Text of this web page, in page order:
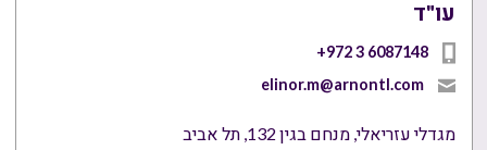
עו"ד
+972 3 6087148
elinor.m@arnontl.com
מגדלי עזריאלי, מנחם בגין 132, תל אביב